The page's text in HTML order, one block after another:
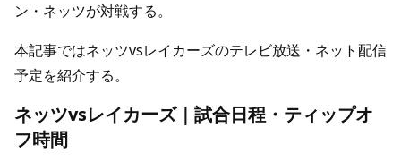
ン・ネッツが対戦する。
本記事ではネッツvsレイカーズのテレビ放送・ネット配信
予定を紹介する。
ネッツvsレイカーズ｜試合日程・ティップオ
フ時間